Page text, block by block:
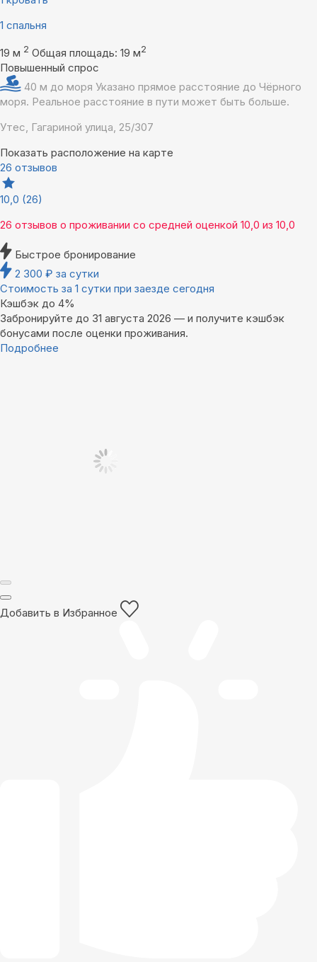
1 спальня
19 м 2 Общая площадь: 19 м2
Повышенный спрос
40 м до моря Указано прямое расстояние до Чёрного
моря. Реальное расстояние в пути может быть больше.
Утес, Гагариной улица, 25/307
Показать расположение на карте
26 отзывов
10,0 (26)
26 отзывов о проживании со средней оценкой 10,0 из 10,0
Быстрое бронирование
2 300 ₽ за сутки
Стоимость за 1 сутки при заезде сегодня
Кэшбэк до 4%
Забронируйте до 31 августа 2026 — и получите кэшбэк
бонусами после оценки проживания.
Подробнее
Добавить в Избранное